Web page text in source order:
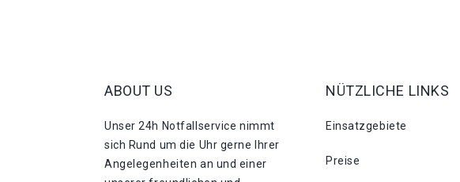
ABOUT US
Unser 24h Notfallservice nimmt
sich Rund um die Uhr gerne Ihrer
Angelegenheiten an und einer
NÜTZLICHE LINKS
Einsatzgebiete
Preise